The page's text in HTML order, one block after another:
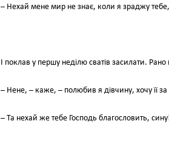
– Нехай мене мир не знає, коли я зраджу
І поклав у першу неділю сватів засилати.
– Нене, – каже, – полюбив я дівчину, хочу її
– Та нехай же тебе Господь благословить,